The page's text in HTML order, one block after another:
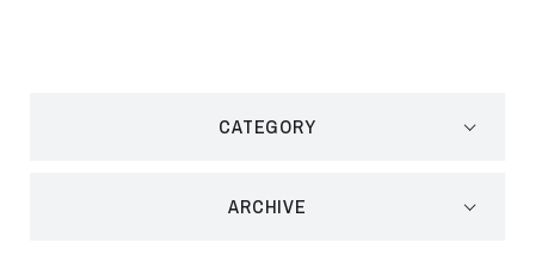
CATEGORY
ARCHIVE